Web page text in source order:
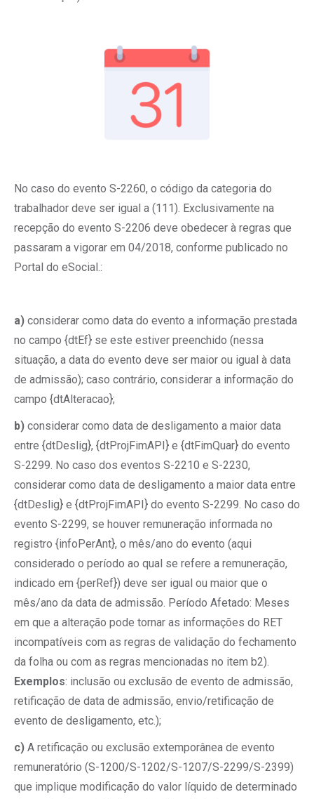
No caso do evento S-2260, o código da categoria do
trabalhador deve ser igual a (111). Exclusivamente na
recepção do evento S-2206 deve obedecer à regras que
passaram a vigorar em 04/2018, conforme publicado no
Portal do eSocial.:
a) considerar como data do evento a informação prestada
no campo {dtEf} se este estiver preenchido (nessa
situação, a data do evento deve ser maior ou igual à data
de admissão); caso contrário, considerar a informação do
campo {dtAlteracao};
b) considerar como data de desligamento a maior data
entre {dtDeslig}, {dtProjFimAPI} e {dtFimQuar} do evento
S-2299. No caso dos eventos S-2210 e S-2230,
considerar como data de desligamento a maior data entre
{dtDeslig} e {dtProjFimAPI} do evento S-2299. No caso do
evento S-2299, se houver remuneração informada no
registro {infoPerAnt}, o mês/ano do evento (aqui
considerado o período ao qual se refere a remuneração,
indicado em {perRef}) deve ser igual ou maior que o
mês/ano da data de admissão. Período Afetado: Meses
em que a alteração pode tornar as informações do RET
incompatíveis com as regras de validação do fechamento
da folha ou com as regras mencionadas no item b2).
Exemplos: inclusão ou exclusão de evento de admissão,
retificação de data de admissão, envio/retificação de
evento de desligamento, etc.);
c) A retificação ou exclusão extemporânea de evento
remuneratório (S-1200/S-1202/S-1207/S-2299/S-2399)
que implique modificação do valor líquido de determinado